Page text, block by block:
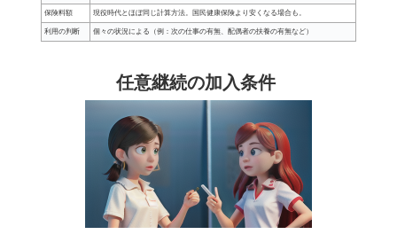
保険料額 現役時代とほぼ同じ計算方法。国民健康保険より安くなる場合も。
利用の判断 個々の状況による（例：次の仕事の有無、配偶者の扶養の有無など）
任意継続の加入条件